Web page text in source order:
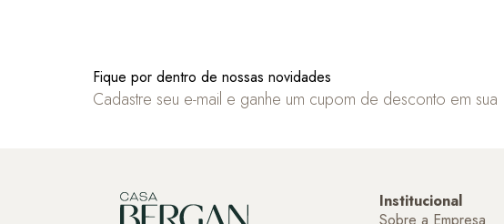
Fique por dentro de nossas novidades
Cadastre seu e-mail e ganhe um cupom de desconto em sua
Institucional
Sobre a Empresa